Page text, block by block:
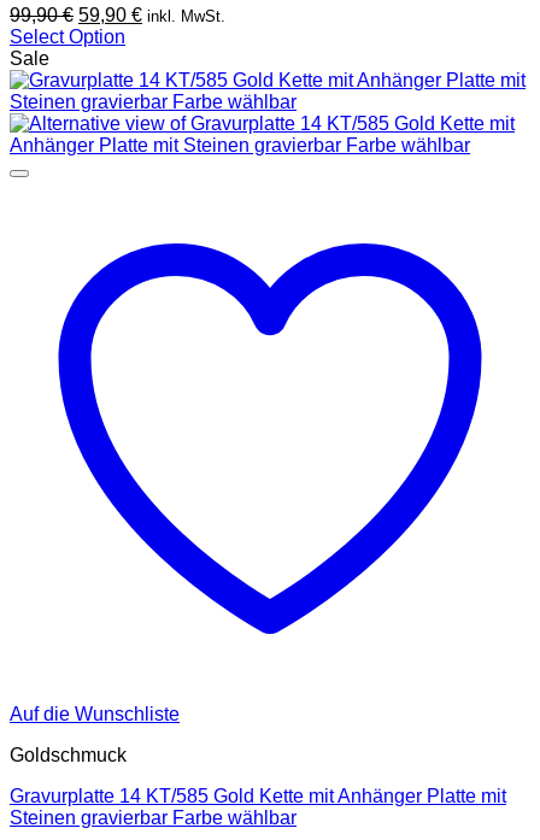
99,90€ Ursprünglicher
Preis
99,90 €
59,90 €Aktueller
59,90 €.
inkl. MwSt.
Select Option
Sale
Auf die Wunschliste
Goldschmuck
Gravurplatte 14 KT/585 Gold Kette mit Anhänger Platte mit
Steinen gravierbar Farbe wählbar